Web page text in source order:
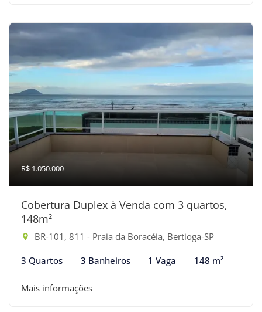
R$ 1.050.000
Cobertura Duplex à Venda com 3 quartos,
148m²
BR-101, 811 - Praia da Boracéia, Bertioga-SP
3 Quartos 3 Banheiros 1 Vaga 148 m²
Mais informações